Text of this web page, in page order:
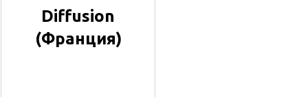
Diffusion
(Франция)